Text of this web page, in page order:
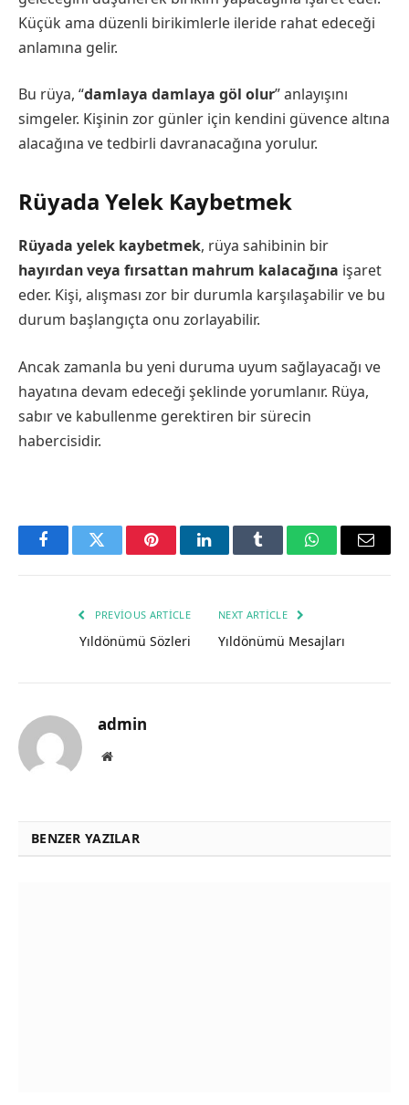
Küçük ama düzenli birikimlerle ileride rahat edeceği
anlamına gelir.
Bu rüya, “damlaya damlaya göl olur” anlayışını
simgeler. Kişinin zor günler için kendini güvence altına
alacağına ve tedbirli davranacağına yorulur.
Rüyada Yelek Kaybetmek
Rüyada yelek kaybetmek, rüya sahibinin bir
hayırdan veya fırsattan mahrum kalacağına işaret
eder. Kişi, alışması zor bir durumla karşılaşabilir ve bu
durum başlangıçta onu zorlayabilir.
Ancak zamanla bu yeni duruma uyum sağlayacağı ve
hayatına devam edeceği şeklinde yorumlanır. Rüya,
sabır ve kabullenme gerektiren bir sürecin
habercisidir.
FacebookTwitter PinterestLinkedInTumblr WhatsAppEmail
PREVIOUS ARTICLE
Yıldönümü Sözleri
NEXT ARTICLE
Yıldönümü Mesajları
admin
Website
BENZER YAZILAR